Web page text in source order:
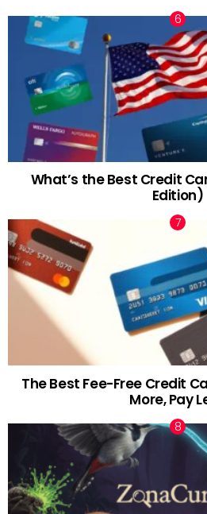
What’s the Best Credit
Edition)
The Best Fee-Free Credit
More, Pay